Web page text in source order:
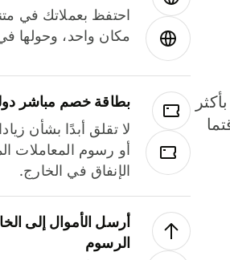
احتفظ بعملاتك في
مكان واحد، وحولها
بطاقة خصم مباشر
لا تقلق أبدًا بشأن
أو رسوم المعاملات
الإنفاق في الخارج.
أرسل الأموال إلى
الرسوم